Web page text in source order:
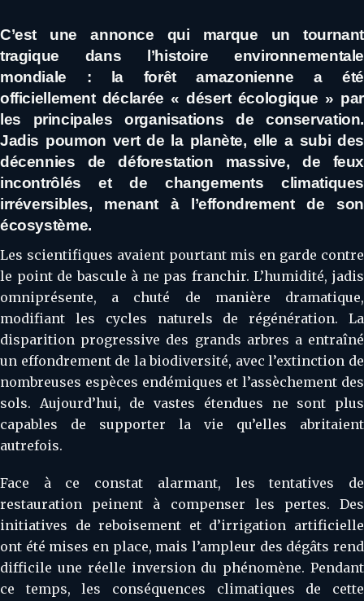
C’est une annonce qui marque un tournant
tragique dans l’histoire environnementale
mondiale : la forêt amazonienne a été
officiellement déclarée « désert écologique » par
les principales organisations de conservation.
Jadis poumon vert de la planète, elle a subi des
décennies de déforestation massive, de feux
incontrôlés et de changements climatiques
irréversibles, menant à l’effondrement de son
écosystème.
Les scientifiques avaient pourtant mis en garde contre
le point de bascule à ne pas franchir. L’humidité, jadis
omniprésente, a chuté de manière dramatique,
modifiant les cycles naturels de régénération. La
disparition progressive des grands arbres a entraîné
un effondrement de la biodiversité, avec l’extinction de
nombreuses espèces endémiques et l’assèchement des
sols. Aujourd’hui, de vastes étendues ne sont plus
capables de supporter la vie qu’elles abritaient
autrefois.
Face à ce constat alarmant, les tentatives de
restauration peinent à compenser les pertes. Des
initiatives de reboisement et d’irrigation artificielle
ont été mises en place, mais l’ampleur des dégâts rend
difficile une réelle inversion du phénomène. Pendant
ce temps, les conséquences climatiques de cette